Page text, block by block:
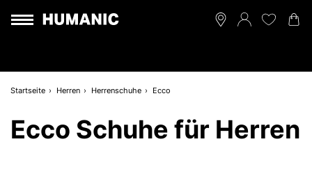
Startseite Herren Herrenschuhe Ecco
Ecco Schuhe für Herren